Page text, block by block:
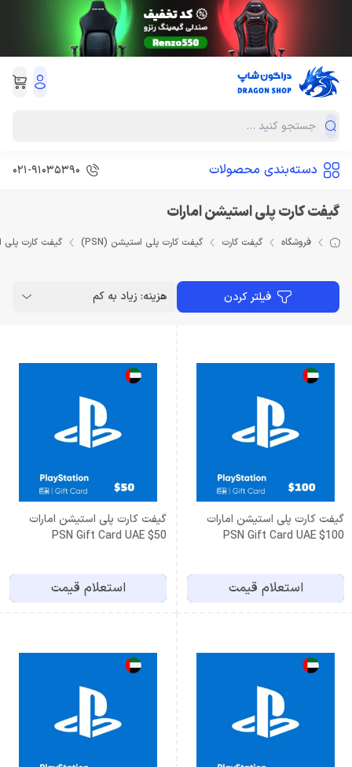
دسته‌بندی محصولات 021-91035390
گیفت کارت پلی استیشن امارات
فروشگاه گیفت کارت گیفت کارت پلی استیشن (PSN) گیفت کارت پلی
فیلتر کردن هزینه: زیاد به کم
گیفت کارت پلی استیشن امارات
PSN Gift Card UAE $100
استعلام قیمت
گیفت کارت پلی استیشن امارات
PSN Gift Card UAE $50
استعلام قیمت